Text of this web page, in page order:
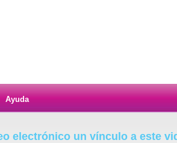
Ayuda
electrónico un vínculo a este